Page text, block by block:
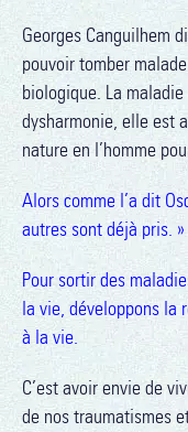
Georges Canguilhem
pouvoir tomber
biologique. La
dysharmonie, elle est
nature en l’homme
Alors comme l’a dit
autres sont déjà pris. »
Pour sortir des
la vie, développons la
à la vie.
C’est avoir envie de
de nos traumatismes